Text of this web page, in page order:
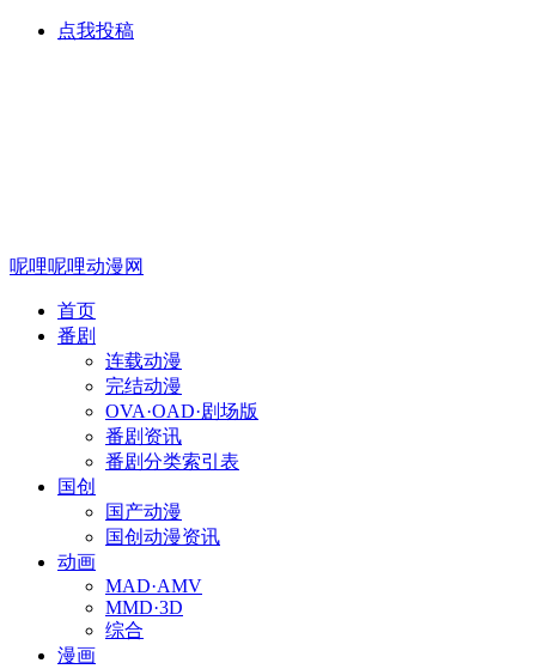
点我投稿
呢哩呢哩动漫网
首页
番剧
连载动漫
完结动漫
OVA·OAD·剧场版
番剧资讯
番剧分类索引表
国创
国产动漫
国创动漫资讯
动画
MAD·AMV
MMD·3D
综合
漫画